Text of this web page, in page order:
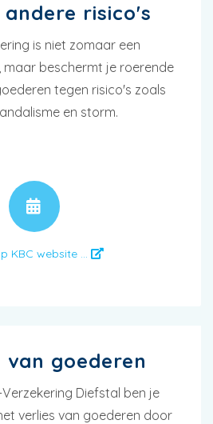
risico's
is niet zomaar een
maar beschermt je roerende
tegen risico's zoals
en storm.
KBC website ...
goederen
Verzekering Diefstal ben je
verlies van goederen door